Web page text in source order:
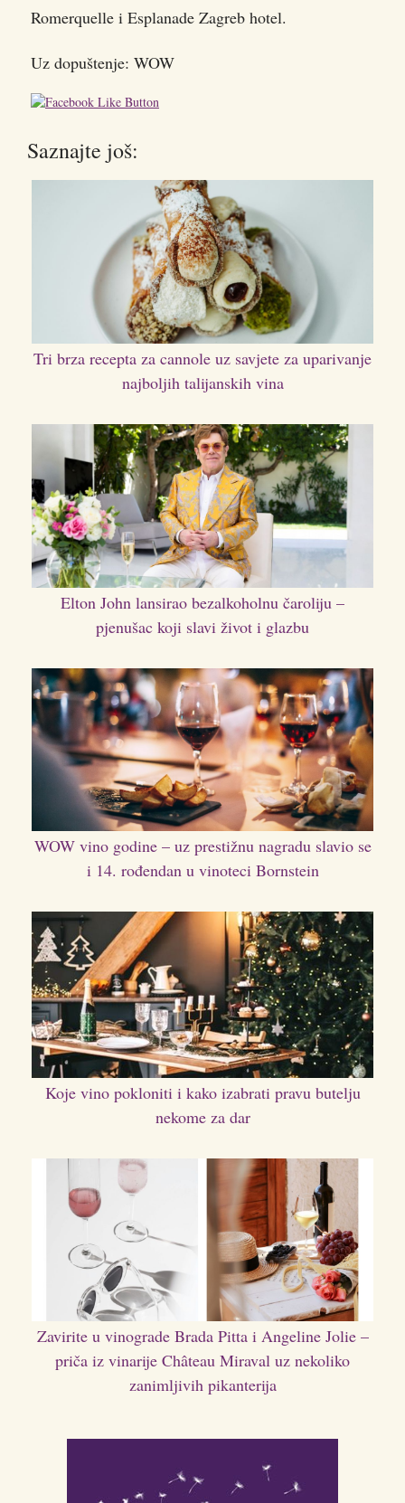
Romerquelle i Esplanade Zagreb hotel.
Uz dopuštenje: WOW
Saznajte još:
Tri brza recepta za cannole uz savjete za uparivanje
najboljih talijanskih vina
Elton John lansirao bezalkoholnu čaroliju –
pjenušac koji slavi život i glazbu
WOW vino godine – uz prestižnu nagradu slavio se
i 14. rođendan u vinoteci Bornstein
Koje vino pokloniti i kako izabrati pravu butelju
nekome za dar
Zavirite u vinograde Brada Pitta i Angeline Jolie –
priča iz vinarije Château Miraval uz nekoliko
zanimljivih pikanterija